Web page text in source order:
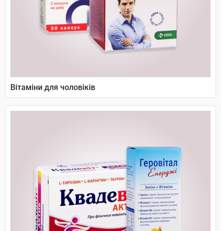
Вітаміни для чоловіків